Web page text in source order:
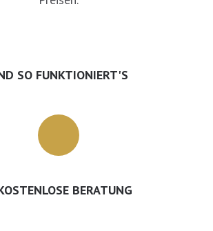
SO FUNKTIONIERT'S
BERATUNG